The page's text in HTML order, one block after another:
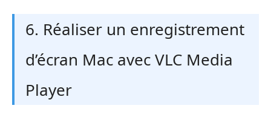
6. Réaliser un enregistrement
d’écran Mac avec VLC Media
Player